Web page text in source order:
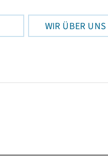
WIR ÜBER UNS